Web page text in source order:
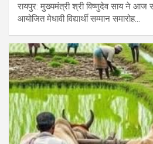
रायपुर: मुख्यमंत्री श्री विष्णुदेव साय ने आज
आयोजित मेधावी विद्यार्थी सम्मान समारोह…